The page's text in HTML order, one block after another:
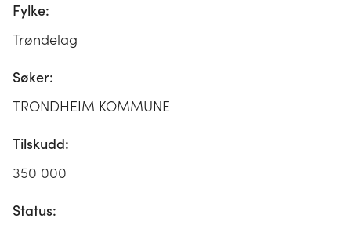
Fylke:
Trøndelag
Søker:
TRONDHEIM KOMMUNE
Tilskudd:
350 000
Status: